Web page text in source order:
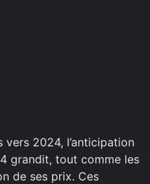
2024, l’anticipation
grandit, tout comme les
de ses prix. Ces